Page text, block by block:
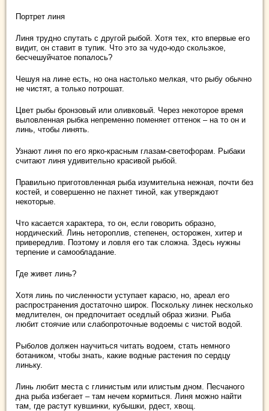
Портрет линя
Линя трудно спутать с другой рыбой. Хотя тех, кто впервые его
видит, он ставит в тупик. Что это за чудо-юдо скользкое,
бесчешуйчатое попалось?
Чешуя на лине есть, но она настолько мелкая, что рыбу обычно
не чистят, а только потрошат.
Цвет рыбы бронзовый или оливковый. Через некоторое время
выловленная рыбка непременно поменяет оттенок – на то он и
линь, чтобы линять.
Узнают линя по его ярко-красным глазам-светофорам. Рыбаки
считают линя удивительно красивой рыбой.
Правильно приготовленная рыба изумительна нежная, почти без
костей, и совершенно не пахнет тиной, как утверждают
некоторые.
Что касается характера, то он, если говорить образно,
нордический. Линь нетороплив, степенен, осторожен, хитер и
привередлив. Поэтому и ловля его так сложна. Здесь нужны
терпение и самообладание.
Где живет линь?
Хотя линь по численности уступает карасю, но, ареал его
распространения достаточно широк. Поскольку линек несколько
медлителен, он предпочитает оседлый образ жизни. Рыба
любит стоячие или слабопроточные водоемы с чистой водой.
Рыболов должен научиться читать водоем, стать немного
ботаником, чтобы знать, какие водные растения по сердцу
линьку.
Линь любит места с глинистым или илистым дном. Песчаного
дна рыба избегает – там нечем кормиться. Линя можно найти
там, где растут кувшинки, кубышки, рдест, хвощ.